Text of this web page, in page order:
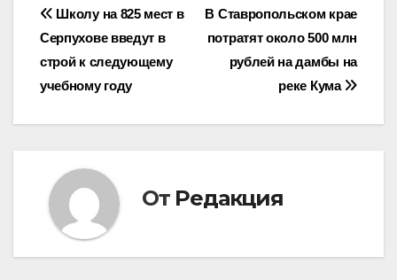
Навигация
по
записям
В Ставропольском крае
потратят около 500 млн
рублей на дамбы на
реке Кума
Школу на 825 мест в
Серпухове введут в
строй к следующему
учебному году
От Редакция